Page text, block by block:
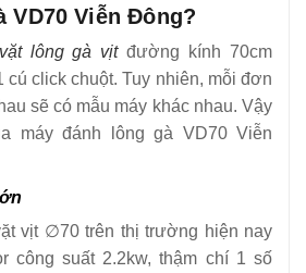
VD70 Viễn Đông?
lông gà vịtđường kính 70cm
cú click chuột. Tuy nhiên, mỗi đơn
sẽ có mẫu máy khác nhau. Vậy
máy đánh lông gà VD70 Viễn
vịt ∅70 trên thị trường hiện nay
công suất 2.2kw, thậm chí 1 số